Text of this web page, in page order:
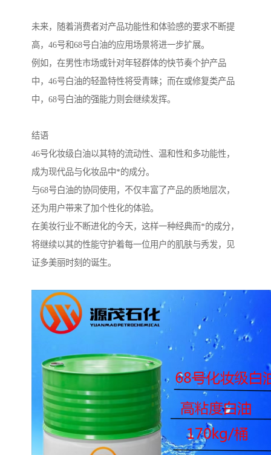
未来，随着消费者对产品功能性和体验感的要求不断提
高，46号和68号白油的应用场景将进一步扩展。
例如，在男性市场或针对年轻群体的快节奏个护产品
中，46号白油的轻盈特性将受青睐；而在或修复类产品
中，68号白油的强能力则会继续发挥。
结语
46号化妆级白油以其特的流动性、温和性和多功能性，
成为现代品与化妆品中*的成分。
与68号白油的协同使用，不仅丰富了产品的质地层次，
还为用户带来了加个性化的体验。
在美妆行业不断进化的今天，这样一种经典而*的成分，
将继续以其的性能守护着每一位用户的肌肤与秀发，见
证多美丽时刻的诞生。